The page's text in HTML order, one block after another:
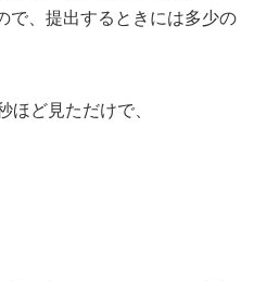
で、提出するときには多少の
ほど見ただけで、